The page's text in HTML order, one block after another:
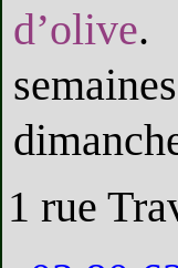
d’olive.
1 rue